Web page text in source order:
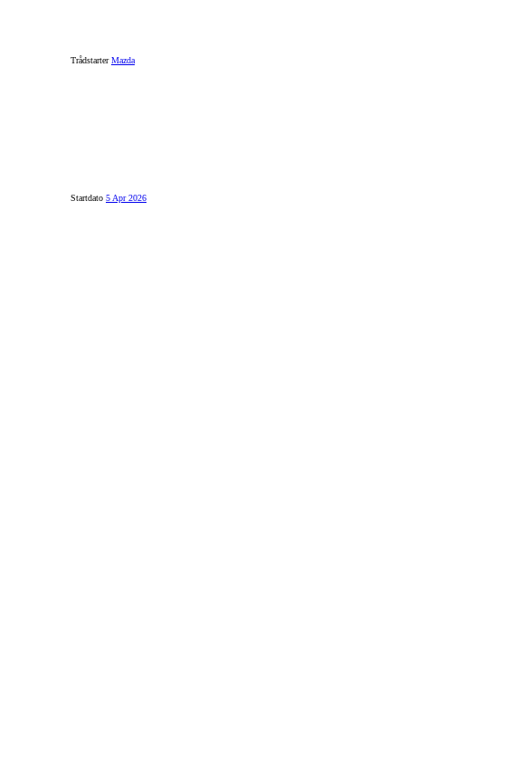
Trådstarter Mazda
Startdato 5 Apr 2026